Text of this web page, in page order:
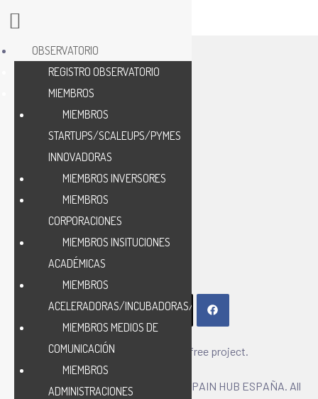
CIBER-SHUBE – A paper free project.
Copyright © 2025 CIBERSECURITY SPAIN HUB ESPAÑA. All
OBSERVATORIO
REGISTRO OBSERVATORIO
MIEMBROS
MIEMBROS
STARTUPS/SCALEUPS/PYMES
INNOVADORAS
MIEMBROS INVERSORES
MIEMBROS
CORPORACIONES
MIEMBROS INSITUCIONES
ACADÉMICAS
MIEMBROS
ACELERADORAS/INCUBADORAS/HUB
MIEMBROS MEDIOS DE
COMUNICACIÓN
MIEMBROS
ADMINISTRACIONES